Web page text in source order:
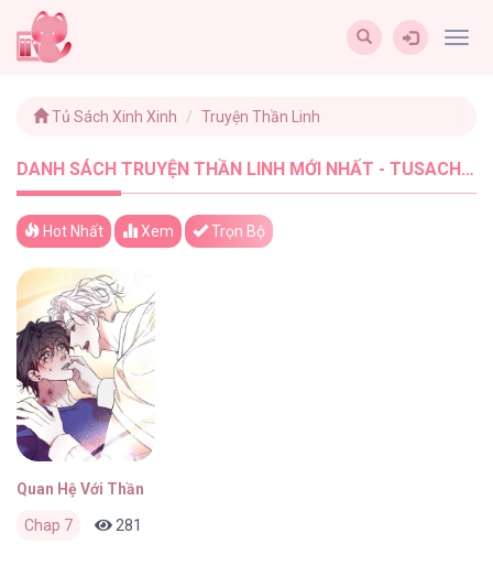
Tủ Sách Xinh Xinh Truyện Thần Linh
DANH SÁCH TRUYỆN THẦN LINH MỚI NHẤT - TUSACHXINHXINH (1)
Hot Nhất Xem Trọn Bộ
Quan Hệ Với Thần
Chap 7 281